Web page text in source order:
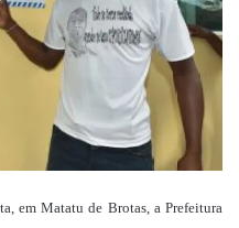
em Matatu de Brotas, a Prefeitura